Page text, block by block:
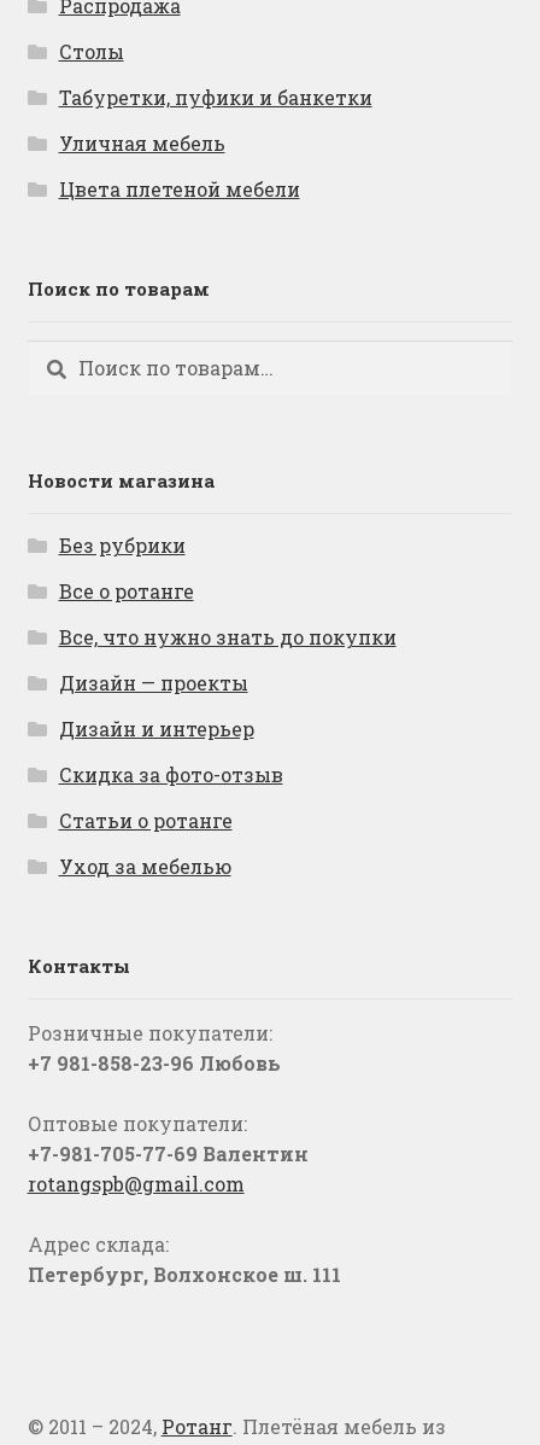
Столы
Табуретки, пуфики и банкетки
Уличная мебель
Цвета плетеной мебели
Поиск по товарам
Искать:
Поиск
Новости магазина
Без рубрики
Все о ротанге
Все, что нужно знать до покупки
Дизайн — проекты
Дизайн и интерьер
Скидка за фото-отзыв
Статьи о ротанге
Уход за мебелью
Контакты
Розничные покупатели:
+7 981-858-23-96 Любовь
Оптовые покупатели:
+7-981-705-77-69 Валентин
rotangspb@gmail.com
Адрес склада:
Петербург, Волхонское ш. 111
© 2011 – 2024, Ротанг. Плетёная мебель из